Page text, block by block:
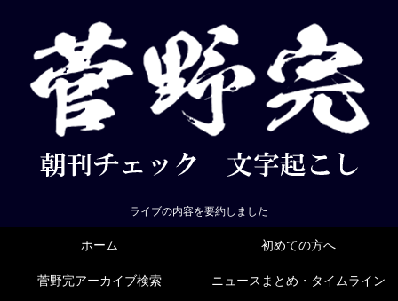
ライブの内容を要約しました
ホーム 初めての方へ
菅野完アーカイブ検索 ニュースまとめ・タイムライン